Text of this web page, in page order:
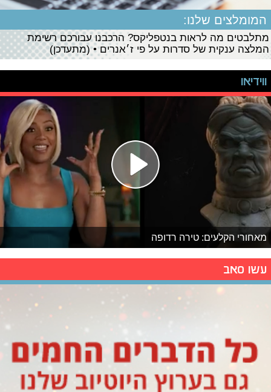
המומלצים שלנו:
מתלבטים מה לראות בנטפליקס? הרכבנו עבורכם רשימת
המלצה ענקית של סדרות על פי ז׳אנרים • (מתעדכן)
ווידיאו
מאחורי הקלעים: טירה רדופה
עשו סאב